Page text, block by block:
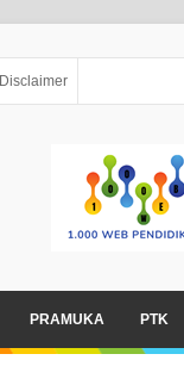
Disclaimer
PRAMUKA PTK